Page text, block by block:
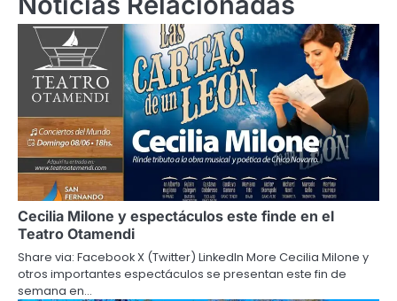
Cecilia Milone y espectáculos este finde en el
Teatro Otamendi
Share via: Facebook X (Twitter) LinkedIn More Cecilia Milone y
otros importantes espectáculos se presentan este fin de
semana en…